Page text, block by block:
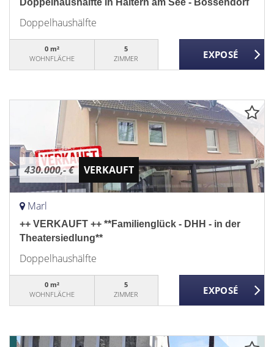
Doppelhaushälfte in Haltern am See - Bossendorf
Doppelhaushälfte
0 m²
WOHNFLÄCHE
5
ZIMMER
430.000,- € VERKAUFT
Marl
++ VERKAUFT ++ **Familienglück - DHH - in der
Theatersiedlung**
Doppelhaushälfte
0 m²
WOHNFLÄCHE
5
ZIMMER